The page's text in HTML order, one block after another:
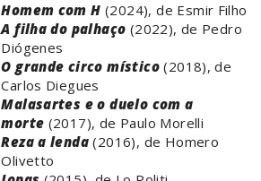
Homem com H(2024), de Esmir Filho
A filha do palhaço (2022), de Pedro
Diógenes
O grande circo místico(2018), de
Carlos Diegues
Malasartes e o duelo com a
morte (2017), de Paulo Morelli
Reza a lenda (2016), de Homero
Olivetto